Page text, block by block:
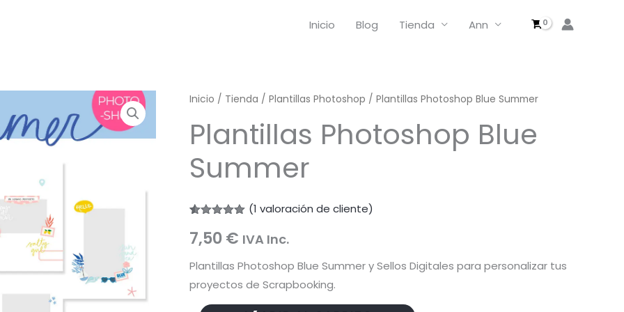
Inicio Blog Tienda Ann
Inicio / Tienda / Plantillas Photoshop / Plantillas Photoshop Blue Summer
Plantillas Photoshop Blue
Summer
con5.00
de 5 en
valoración
cliente
(1 valoración de cliente)
7,50€ IVA Inc.
Plantillas Photoshop Blue Summer y Sellos Digitales para personalizar tus
proyectos de Scrapbooking.
Blue